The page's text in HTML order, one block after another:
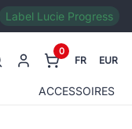
Label Lucie Progress
ACCESSOIRES
0
FR EUR